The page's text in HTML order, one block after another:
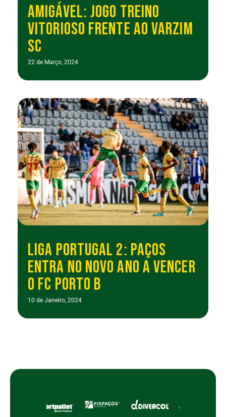
AMIGÁVEL: JOGO TREINO
VITORIOSO FRENTE AO VARZIM
SC
22 de Março, 2024
LIGA PORTUGAL 2: PAÇOS
ENTRA NO NOVO ANO A VENCER
O FC PORTO B
10 de Janeiro, 2024